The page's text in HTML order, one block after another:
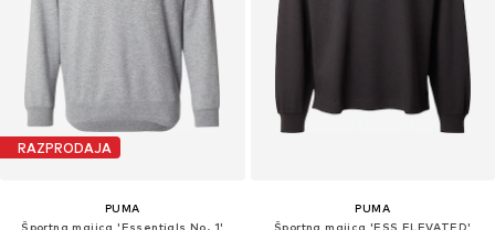
RAZPRODAJA
PUMA
Športna majica 'Essentials No. 1'
PUMA
Športna majica 'ESS ELEVATED'